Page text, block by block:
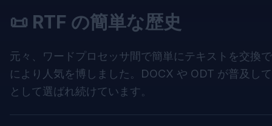
📜 RTF の簡単な歴史
元々、ワードプロセッサ間で簡単にテキストを交換
により人気を博しました。DOCX や ODT が普及し
として選ばれ続けています。